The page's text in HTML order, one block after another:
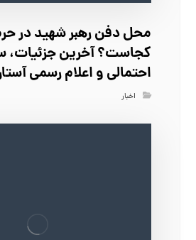
محل دفن رهبر شهید در
کجاست؟ آخرین جزئیات،
احتمالی و اعلام رسمی
اخبار